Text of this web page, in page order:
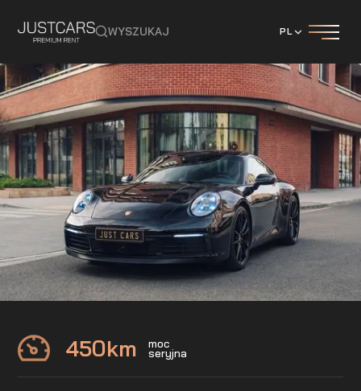
WYSZUKAJ PL
PORSCHE
911 Carrera 4s
450km moc
seryjna